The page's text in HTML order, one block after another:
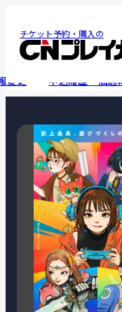
チケット予約・購入の
変更 申込履歴・抽選